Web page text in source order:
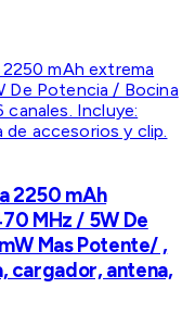
2250 mAh
MHz / 5W De
Mas Potente/ ,
cargador, antena,